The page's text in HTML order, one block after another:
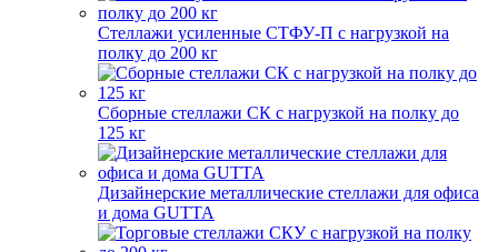
Стеллажи усиленные СТФУ-П с нагрузкой на
полку до 200 кг
Сборные стеллажи СК с нагрузкой на полку до
125 кг
Дизайнерские металлические стеллажи для офиса
и дома GUTTA